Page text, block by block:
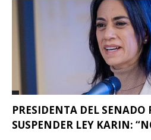
PRESIDENTA DEL SENADO
SUSPENDER LEY KARIN: